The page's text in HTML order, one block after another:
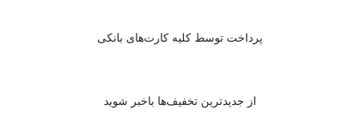
پرداخت توسط کلیه کارت‌های بانکی
از جدیدترین تخفیف‌ها باخبر شوید